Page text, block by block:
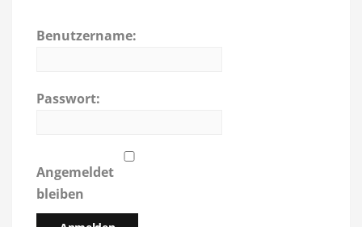
Benutzername:
Passwort:
Angemeldet
bleiben